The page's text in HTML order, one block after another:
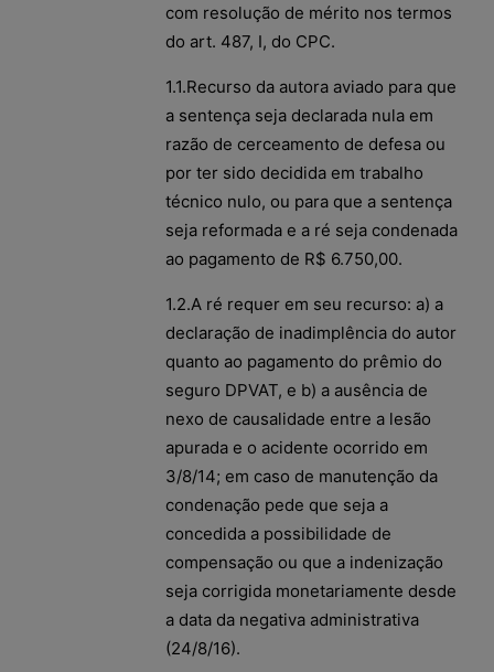
com resolução de mérito nos termos
do art. 487, I, do CPC.
1.1.Recurso da autora aviado para que
a sentença seja declarada nula em
razão de cerceamento de defesa ou
por ter sido decidida em trabalho
técnico nulo, ou para que a sentença
seja reformada e a ré seja condenada
ao pagamento de R$ 6.750,00.
1.2.A ré requer em seu recurso: a) a
declaração de inadimplência do autor
quanto ao pagamento do prêmio do
seguro DPVAT, e b) a ausência de
nexo de causalidade entre a lesão
apurada e o acidente ocorrido em
3/8/14; em caso de manutenção da
condenação pede que seja a
concedida a possibilidade de
compensação ou que a indenização
seja corrigida monetariamente desde
a data da negativa administrativa
(24/8/16).